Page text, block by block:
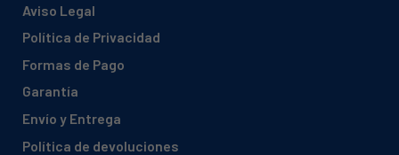
ARISTON, A6V530 (W) EX 869990837930
ARISTON, A6V530 W 25837930000
Aviso Legal
Política de Privacidad
Formas de Pago
Garantía
Envío y Entrega
Política de devoluciones